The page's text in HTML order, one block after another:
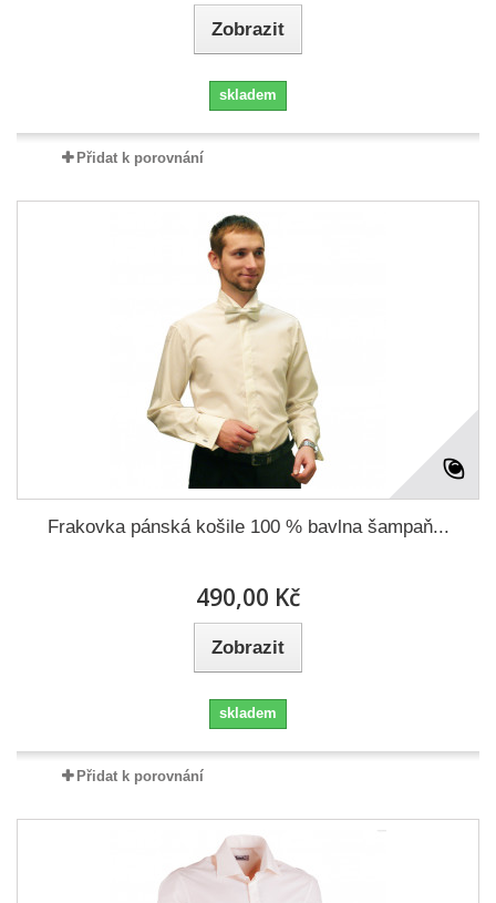
Zobrazit
skladem
Přidat k porovnání
Frakovka pánská košile 100 % bavlna šampaň...
490,00 Kč
Zobrazit
skladem
Přidat k porovnání